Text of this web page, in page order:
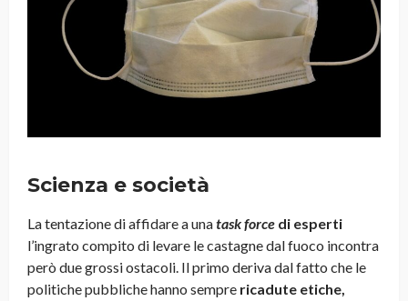
Scienza e società
La tentazione di affidare a unatask force di esperti
l’ingrato compito di levare le castagne dal fuoco incontra
però due grossi ostacoli. Il primo deriva dal fatto che le
politiche pubbliche hanno sempre ricadute etiche,